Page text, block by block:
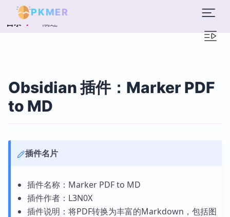
PKMER
目录 概述
Obsidian 插件：Marker PDF
to MD
插件名片
插件名称：Marker PDF to MD
插件作者：L3N0X
插件说明：将PDF转换为丰富的Markdown，包括图